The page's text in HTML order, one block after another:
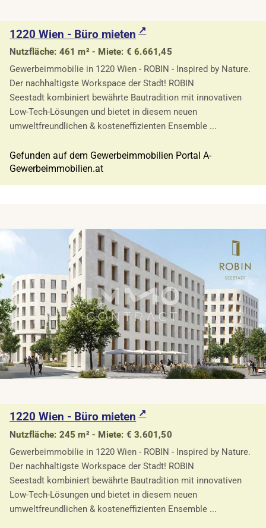
1220 Wien - Büro mieten
Nutzfläche: 461 m² - Miete: € 6.661,45
Gewerbeimmobilie in 1220 Wien - ROBIN - Inspired by Nature.
Der nachhaltigste Workspace der Stadt! ROBIN
Seestadt kombiniert bewährte Bautradition mit innovativen
Low-Tech-Lösungen und bietet in diesem neuen
umweltfreundlichen & kosteneffizienten Ensemble ...
Gefunden auf dem Gewerbeimmobilien Portal A-
Gewerbeimmobilien.at
1220 Wien - Büro mieten
Nutzfläche: 245 m² - Miete: € 3.601,50
Gewerbeimmobilie in 1220 Wien - ROBIN - Inspired by Nature.
Der nachhaltigste Workspace der Stadt! ROBIN
Seestadt kombiniert bewährte Bautradition mit innovativen
Low-Tech-Lösungen und bietet in diesem neuen
umweltfreundlichen & kosteneffizienten Ensemble ...